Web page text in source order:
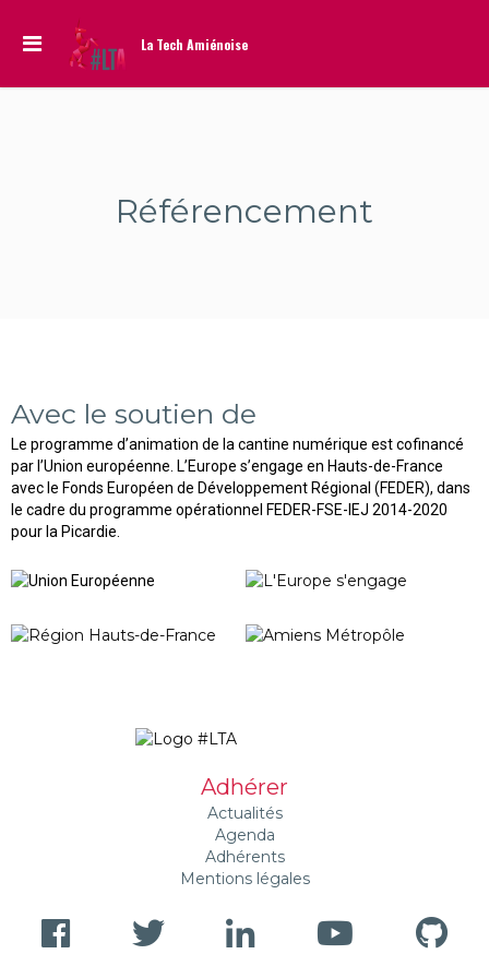
La Tech Amiénoise
Référencement
Avec le soutien de
Le programme d’animation de la cantine numérique est cofinancé
par l’Union européenne. L’Europe s’engage en Hauts-de-France
avec le Fonds Européen de Développement Régional (FEDER), dans
le cadre du programme opérationnel FEDER-FSE-IEJ 2014-2020
pour la Picardie.
Adhérer
Actualités
Agenda
Adhérents
Mentions légales